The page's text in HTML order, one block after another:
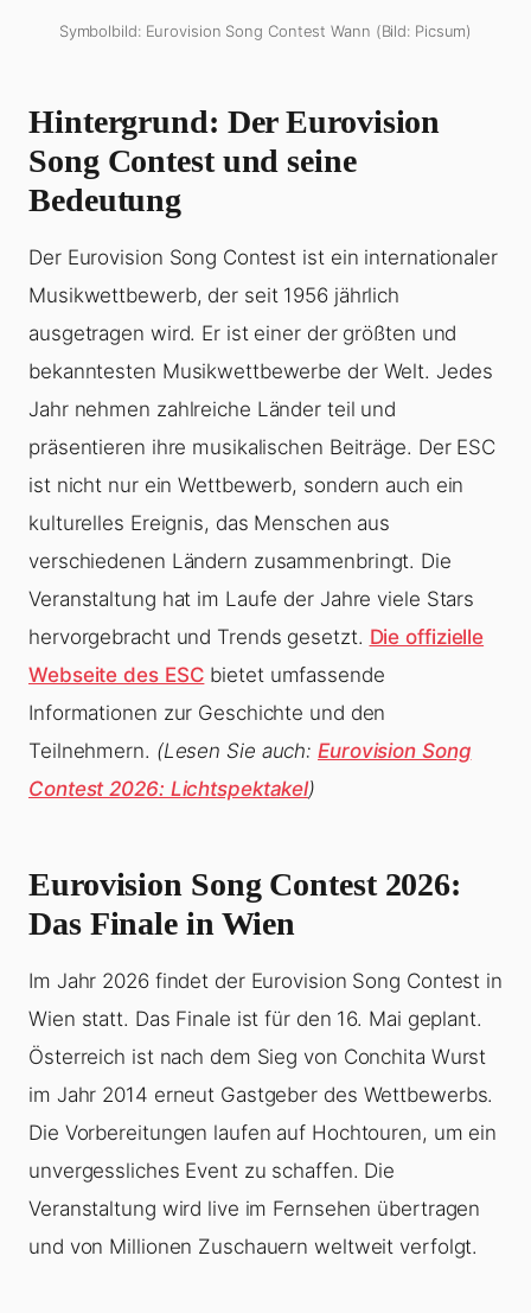
Symbolbild: Eurovision Song Contest Wann (Bild: Picsum)
Hintergrund: Der Eurovision
Song Contest und seine
Bedeutung
Der Eurovision Song Contest ist ein internationaler
Musikwettbewerb, der seit 1956 jährlich
ausgetragen wird. Er ist einer der größten und
bekanntesten Musikwettbewerbe der Welt. Jedes
Jahr nehmen zahlreiche Länder teil und
präsentieren ihre musikalischen Beiträge. Der ESC
ist nicht nur ein Wettbewerb, sondern auch ein
kulturelles Ereignis, das Menschen aus
verschiedenen Ländern zusammenbringt. Die
Veranstaltung hat im Laufe der Jahre viele Stars
hervorgebracht und Trends gesetzt. Die offizielle
Webseite des ESC bietet umfassende
Informationen zur Geschichte und den
Teilnehmern. (Lesen Sie auch:Eurovision Song
Contest 2026: Lichtspektakel)
Eurovision Song Contest 2026:
Das Finale in Wien
Im Jahr 2026 findet der Eurovision Song Contest in
Wien statt. Das Finale ist für den 16. Mai geplant.
Österreich ist nach dem Sieg von Conchita Wurst
im Jahr 2014 erneut Gastgeber des Wettbewerbs.
Die Vorbereitungen laufen auf Hochtouren, um ein
unvergessliches Event zu schaffen. Die
Veranstaltung wird live im Fernsehen übertragen
und von Millionen Zuschauern weltweit verfolgt.